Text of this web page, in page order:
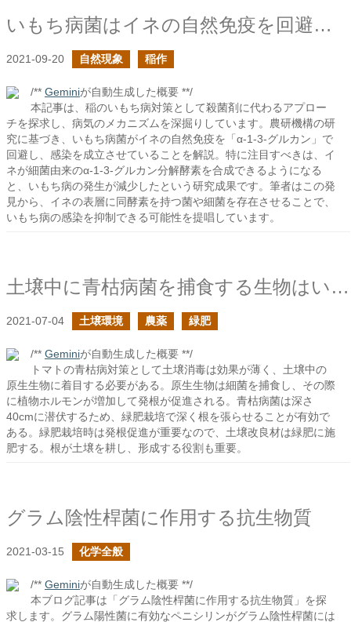
いもち病菌はイネの自然免疫を回避する
2021-09-20 自然現象 稲作
/** Geminiが自動生成した概要 **/
本記事は、稲のいもち病対策として殺菌剤に代わるアプロー
チを探求し、病気のメカニズムを深掘りしています。農研機構の研
究に基づき、いもち病菌がイネの自然免疫を「α-1-3-グルカン」で
回避し、感染を成立させていることを解説。特に注目すべきは、イ
ネが細菌由来のα-1-3-グルカン分解酵素を合成できるようになる
と、いもち病の発生が減少したという研究成果です。筆者はこの発
見から、イネの表層に同酵素を持つ菌や細菌を存在させることで、
いもち病の感染を抑制できる可能性を提唱しています。
土壌中に青枯病菌を捕食する生物はいるのか？
2021-07-04 土壌環境 農薬 緑肥
/** Geminiが自動生成した概要 **/
トマトの青枯病対策として土壌消毒は効果が薄く、土壌中の
原生生物に着目する必要がある。原生生物は細菌を捕食し、その際
に植物ホルモンが増加して発根が促進される。青枯病菌は深さ
40cmに潜伏するため、緑肥栽培で深く根を張らせることが有効で
ある。緑肥栽培時は発根促進が重要なので、土壌改良材は緑肥に施
肥する。根が土壌を耕し、形成する役割も重要。
グラム陰性桿菌に作用する抗生物質
2021-03-15 化学全般
/** Geminiが自動生成した概要 **/
本ブログ記事は「グラム陰性桿菌に作用する抗生物質」を探
求します。グラム陽性菌に有効なペニシリンがグラム陰性桿菌には